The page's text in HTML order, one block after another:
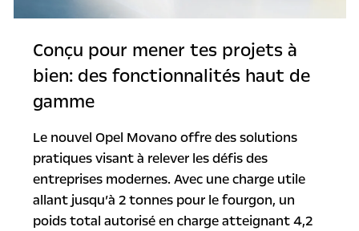
Conçu pour mener tes projets à
bien: des fonctionnalités haut de
gamme
Le nouvel Opel Movano offre des solutions
pratiques visant à relever les défis des
entreprises modernes. Avec une charge utile
allant jusqu’à 2 tonnes pour le fourgon, un
poids total autorisé en charge atteignant 4,2